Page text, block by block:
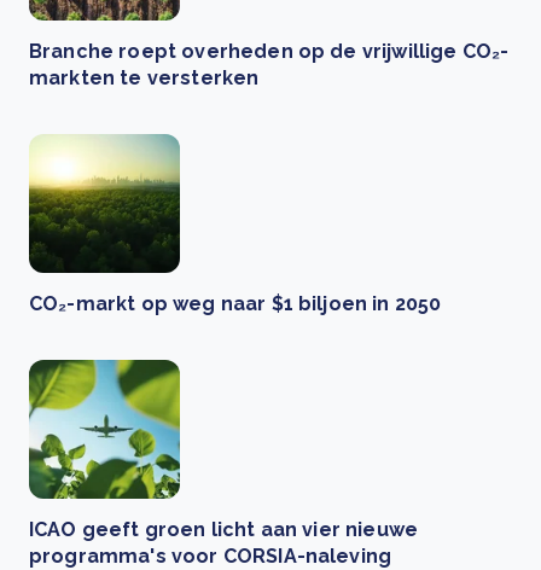
Branche roept overheden op de vrijwillige CO₂-
markten te versterken
CO₂-markt op weg naar $1 biljoen in 2050
ICAO geeft groen licht aan vier nieuwe
programma's voor CORSIA-naleving